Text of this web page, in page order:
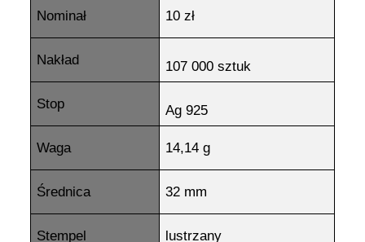
Nominał 10 zł
Nakład 107 000 sztuk
Stop Ag 925
Waga 14,14 g
Średnica 32 mm
Stempel lustrzany